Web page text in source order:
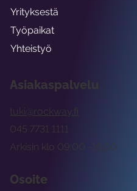
Asiakaspalvelu
tuki@rockway.fi
Arkisin klo 09:00 -15:00
045 7731 1111
Osoite
Yrityksestä
Työpaikat
Yhteistyö